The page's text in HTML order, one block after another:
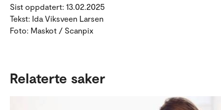
Sist oppdatert: 13.02.2025
Tekst: Ida Viksveen Larsen
Foto: Maskot / Scanpix
Relaterte saker